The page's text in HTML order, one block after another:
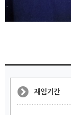
재임기간